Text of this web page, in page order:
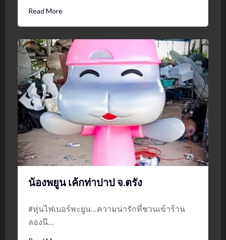
Read More
น้องพยูน เค้กท่าปาป จ.ตรัง
#หุ่นไฟเบอร์พะยูน…ความน่ารักที่ชวนเข้าร้าน
ลองนึ…